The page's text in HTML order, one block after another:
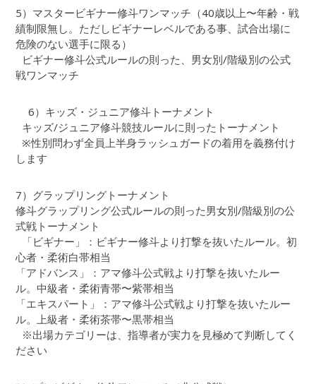
5）マスタービギナー修斗ワンマッチ（40歳以上〜年齢・戦
績制限無し。ただしビギナーレベルである事、試合出場に
危険のない選手に限る）
ビギナー修斗公式ルールの則った、男女別/階級別の公式
戦ワンマッチ
6）キッズ・ジュニア修斗トーナメント
キッズ/ジュニア修斗競技ルールに則ったトーナメント
※性別問わず全員上半身ラッシュガードの着用を義務付け
します
7）グラップリングトーナメント
修斗グラップリング公式ルールの則った男女別/階級別の公
式戦トーナメント
「ビギナー」：ビギナー修斗より打撃を抜いたルール。初
心者・柔術白帯相当
「アドバンス」：アマ修斗公式戦より打撃を抜いたルー
ル。中級者・柔術青帯〜紫帯相当
「エキスパート」：アマ修斗公式戦より打撃を抜いたルー
ル。上級者・柔術茶帯〜黒帯相当
※出場カテゴリーは、指導者が実力を見極めて判断してく
ださい